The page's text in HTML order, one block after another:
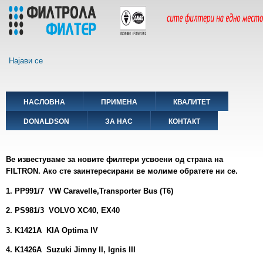
Skip
main
Најави се
Main
navigation
НАСЛОВНА ПРИМЕНА КВАЛИТЕТ
DONALDSON ЗА НАС КОНТАКТ
Ве известуваме за новите филтери усвоени од страна на
F ILTRON. Ако сте заинтeресирани ве молиме обратете ни се.
1. PP991/7 VW Caravelle,Transporter Bus (T6)
2. PS981/3 VOLVO XC40, EX40
3. K1421A KIA Optima IV
4. K1426A Suzuki Jimny II, Ignis III